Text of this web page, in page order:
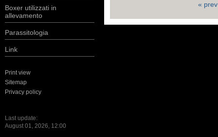
Boxer utilizzati in
allevamento
Parassitologia
Link
Print view
Sitemap
Privacy policy
Last update:
August 01, 2026, 12:00
« prev